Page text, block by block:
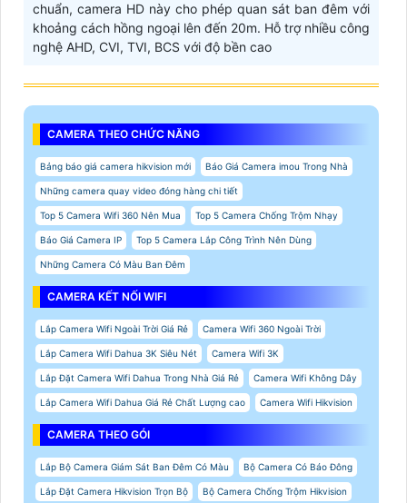
chuẩn, camera HD này cho phép quan sát ban đêm với
khoảng cách hồng ngoại lên đến 20m. Hỗ trợ nhiều công
nghệ AHD, CVI, TVI, BCS với độ bền cao
CAMERA THEO CHỨC NĂNG
Bảng báo giá camera hikvision mới Báo Giá Camera imou Trong Nhà
Những camera quay video đóng hàng chi tiết
Top 5 Camera Wifi 360 Nên Mua Top 5 Camera Chống Trộm Nhạy
Báo Giá Camera IP Top 5 Camera Lắp Công Trình Nên Dùng
Những Camera Có Màu Ban Đêm
CAMERA KẾT NỐI WIFI
Lắp Camera Wifi Ngoài Trời Giá Rẻ Camera Wifi 360 Ngoài Trời
Lắp Camera Wifi Dahua 3K Siêu Nét Camera Wifi 3K
Lắp Đặt Camera Wifi Dahua Trong Nhà Giá Rẻ Camera Wifi Không Dây
Lắp Camera Wifi Dahua Giá Rẻ Chất Lượng cao Camera Wifi Hikvision
CAMERA THEO GÓI
Lắp Bộ Camera Giám Sát Ban Đêm Có Màu Bộ Camera Có Báo Đông
Lắp Đặt Camera Hikvision Trọn Bộ Bộ Camera Chống Trộm Hikvision